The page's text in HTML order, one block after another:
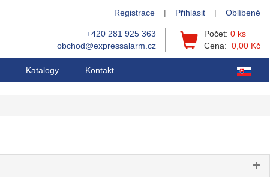
Registrace | Přihlásit | Oblíbené
+420 281 925 363
obchod@expressalarm.cz
Počet: 0 ks
Cena: 0,00 Kč
Katalogy Kontakt